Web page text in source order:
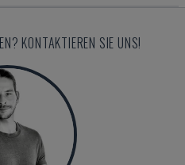
KONTAKTIEREN SIE UNS!